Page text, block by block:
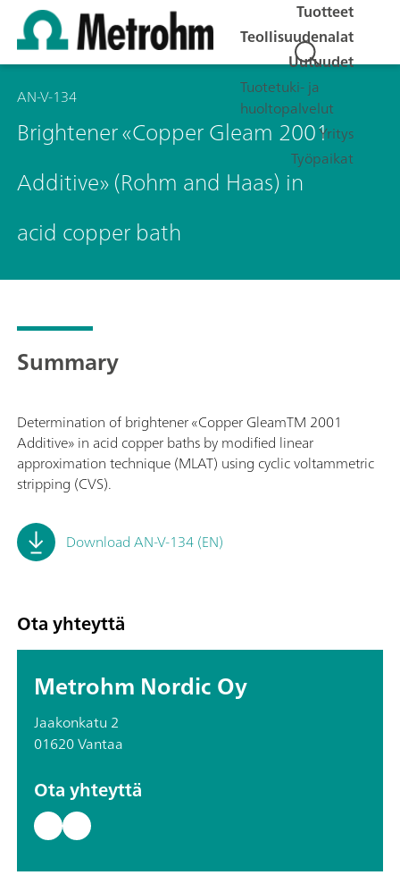
Tuotteet
Teollisuudenalat
Uutuudet
Tuotetuki- ja
huoltopalvelut
Yritys
Työpaikat
AN-V-134
Brightener «Copper Gleam 2001
Additive» (Rohm and Haas) in
acid copper bath
Summary
Determination of brightener «Copper GleamTM 2001
Additive» in acid copper baths by modified linear
approximation technique (MLAT) using cyclic voltammetric
stripping (CVS).
Download AN-V-134 (EN)
Ota yhteyttä
Metrohm Nordic Oy
Jaakonkatu 2
01620 Vantaa
Ota yhteyttä